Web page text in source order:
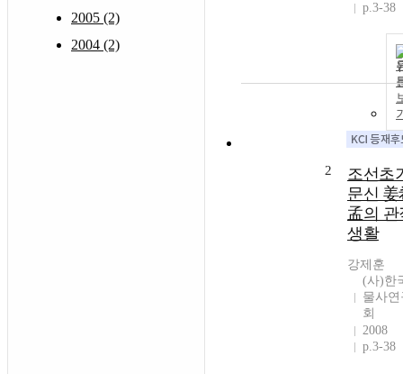
2005 (2)
2004 (2)
p.3-38
2
조선초
문신 姜
孟의 관
생활
강제훈
(사)한
물사연
회
2008
p.3-38